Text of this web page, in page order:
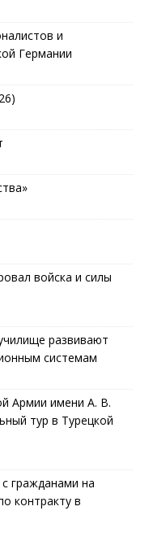
и
Германии
войска и силы
развивают
системам
Армии имени А. В.
тур в Турецкой
гражданами на
контракту в